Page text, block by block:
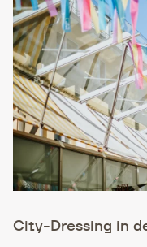
City-Dressing in